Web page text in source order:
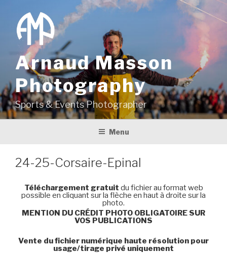
contenu
principal
Arnaud Masson
Photography
Sports & Events Photographer
Menu
24-25-Corsaire-Epinal
Téléchargement gratuit du fichier au format web
possible en cliquant sur la flèche en haut à droite sur la
photo.
MENTION DU CRÉDIT PHOTO OBLIGATOIRE SUR
VOS PUBLICATIONS
Vente du fichier numérique haute résolution pour
usage/tirage privé uniquement